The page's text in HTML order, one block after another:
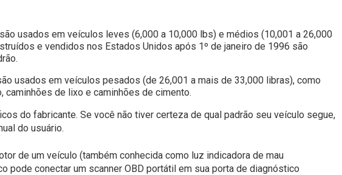
usados ​​em veículos leves (6,000 a 10,000 lbs) e médios (10,001 a 26,000
e vendidos nos Estados Unidos após 1º de janeiro de 1996 são
usados ​​em veículos pesados ​​(de 26,001 a mais de 33,000 libras), como
caminhões de lixo e caminhões de cimento.
do fabricante. Se você não tiver certeza de qual padrão seu veículo segue,
do usuário.
de um veículo (também conhecida como luz indicadora de mau
pode conectar um scanner OBD portátil em sua porta de diagnóstico